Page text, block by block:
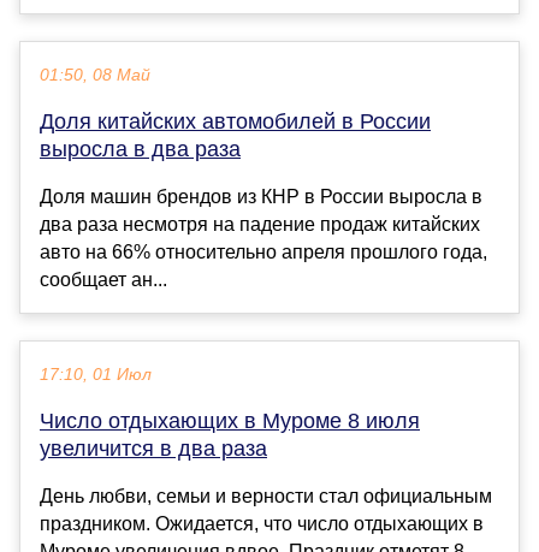
01:50, 08 Май
Доля китайских автомобилей в России
выросла в два раза
Доля машин брендов из КНР в России выросла в
два раза несмотря на падение продаж китайских
авто на 66% относительно апреля прошлого года,
сообщает ан...
17:10, 01 Июл
Число отдыхающих в Муроме 8 июля
увеличится в два раза
День любви, семьи и верности стал официальным
праздником. Ожидается, что число отдыхающих в